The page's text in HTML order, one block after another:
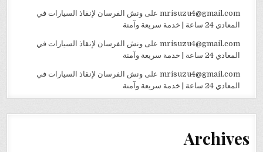
mrisuzu4@gmail.comعلى ونش الفرسان لإنقاذ السيارات في
المعادي 24 ساعة | خدمة سريعة وآمنة
mrisuzu4@gmail.comعلى ونش الفرسان لإنقاذ السيارات في
المعادي 24 ساعة | خدمة سريعة وآمنة
mrisuzu4@gmail.comعلى ونش الفرسان لإنقاذ السيارات في
المعادي 24 ساعة | خدمة سريعة وآمنة
Archives